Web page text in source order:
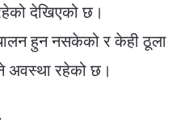
देखिएको छ।
हुन नसकेको र केही ठूला
अवस्था रहेको छ।